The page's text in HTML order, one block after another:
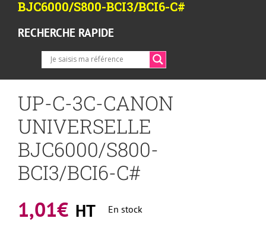
BJC6000/S800-BCI3/BCI6-C#
RECHERCHE RAPIDE
UP-C-3C-CANON
UNIVERSELLE
BJC6000/S800-
BCI3/BCI6-C#
1,01€ HT En stock